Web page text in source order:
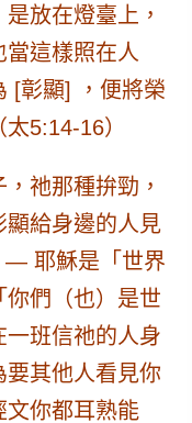
放在燈臺上，
當這樣照在人
[彰顯] ，便將榮
太5:14-16）
祂那種拚勁，
顯給身邊的人見
— 耶穌是「世界
你們（也）是世
一班信祂的人身
要其他人看見你
文你都耳熟能